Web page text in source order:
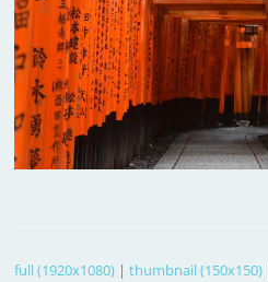
full (1920x1080) |thumbnail (150x150)